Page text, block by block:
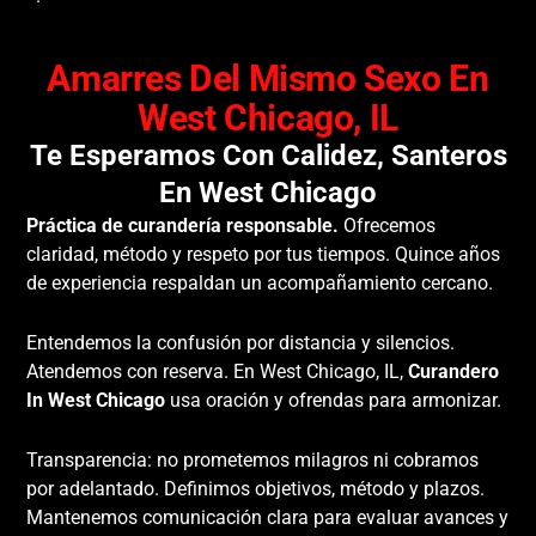
Amarres Del Mismo Sexo En
West Chicago, IL
Te Esperamos Con Calidez, Santeros
En West Chicago
Práctica de curandería responsable. Ofrecemos
claridad, método y respeto por tus tiempos. Quince años
de experiencia respaldan un acompañamiento cercano.
Entendemos la confusión por distancia y silencios.
Atendemos con reserva. En West Chicago, IL, Curandero
In West Chicago usa oración y ofrendas para armonizar.
Transparencia: no prometemos milagros ni cobramos
por adelantado. Definimos objetivos, método y plazos.
Mantenemos comunicación clara para evaluar avances y